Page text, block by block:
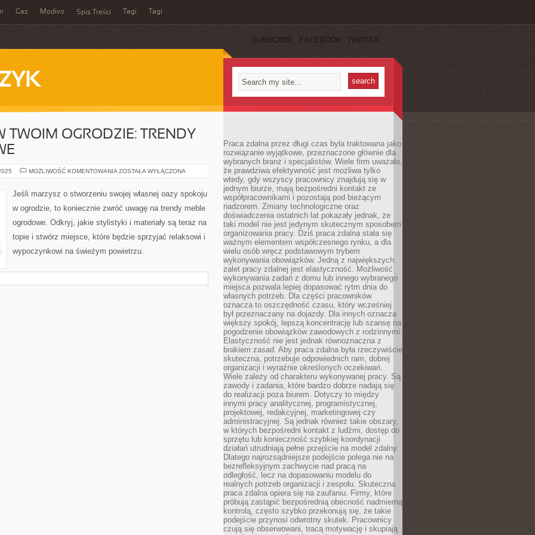
Gaz Modivo Spis Treści Tagi Tagi
SUBSCRIBE FACEBOOK TWITTER
TWOIM OGRODZIE: TRENDY
MOŻLIWOŚĆ KOMENTOWANIA OAZA
TWOIM
OGRODZIE:
MEBLE
ZOSTAŁA WYŁĄCZONA
Jeśli marzysz o stworzeniu swojej własnej oazy spokoju
w ogrodzie, to koniecznie zwróć uwagę na trendy meble
ogrodowe. Odkryj, jakie stylistyki i materiały są teraz na
topie i stwórz miejsce, które będzie sprzyjać relaksowi i
wypoczynkowi na świeżym powietrzu.
Praca zdalna przez długi czas była traktowana jako
rozwiązanie wyjątkowe, przeznaczone głównie dla
wybranych branż i specjalistów. Wiele firm uważało,
że prawdziwa efektywność jest możliwa tylko
wtedy, gdy wszyscy pracownicy znajdują się w
jednym biurze, mają bezpośredni kontakt ze
współpracownikami i pozostają pod bieżącym
nadzorem. Zmiany technologiczne oraz
doświadczenia ostatnich lat pokazały jednak, że
taki model nie jest jedynym skutecznym sposobem
organizowania pracy. Dziś praca zdalna stała się
ważnym elementem współczesnego rynku, a dla
wielu osób wręcz podstawowym trybem
wykonywania obowiązków. Jedną z największych
zalet pracy zdalnej jest elastyczność. Możliwość
wykonywania zadań z domu lub innego wybranego
miejsca pozwala lepiej dopasować rytm dnia do
własnych potrzeb. Dla części pracowników
oznacza to oszczędność czasu, który wcześniej
był przeznaczany na dojazdy. Dla innych oznacza
większy spokój, lepszą koncentrację lub szansę na
pogodzenie obowiązków zawodowych z rodzinnymi.
Elastyczność nie jest jednak równoznaczna z
brakiem zasad. Aby praca zdalna była rzeczywiście
skuteczna, potrzebuje odpowiednich ram, dobrej
organizacji i wyraźnie określonych oczekiwań.
Wiele zależy od charakteru wykonywanej pracy. Są
zawody i zadania, które bardzo dobrze nadają się
do realizacji poza biurem. Dotyczy to między
innymi pracy analitycznej, programistycznej,
projektowej, redakcyjnej, marketingowej czy
administracyjnej. Są jednak również takie obszary,
w których bezpośredni kontakt z ludźmi, dostęp do
sprzętu lub konieczność szybkiej koordynacji
działań utrudniają pełne przejście na model zdalny.
Dlatego najrozsądniejsze podejście polega nie na
bezrefleksyjnym zachwycie nad pracą na
odległość, lecz na dopasowaniu modelu do
realnych potrzeb organizacji i zespołu. Skuteczna
praca zdalna opiera się na zaufaniu. Firmy, które
próbują zastąpić bezpośrednią obecność nadmierną
kontrolą, często szybko przekonują się, że takie
podejście przynosi odwrotny skutek. Pracownicy
czują się obserwowani, tracą motywację i skupiają